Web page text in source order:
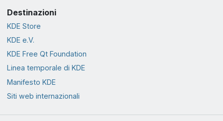
Destinazioni
KDE Store
KDE e.V.
KDE Free Qt Foundation
Linea temporale di KDE
Manifesto KDE
Siti web internazionali